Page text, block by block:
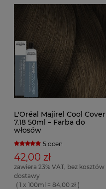
L'Oréal Majirel Cool Cover
7.18 50ml – Farba do
włosów
5 ocen
42,00 zł
zawiera 23% VAT, bez kosztów
dostawy
( 1 x 100ml = 84,00 zł )